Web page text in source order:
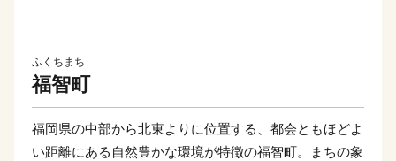
ふくちまち
福智町
福岡県の中部から北東よりに位置する、都会ともほどよ
い距離にある自然豊かな環境が特徴の福智町。まちの象